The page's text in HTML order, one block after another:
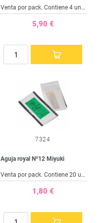
Venta por pack. Contiene 4 unidades. Tamaño 125 mm.
5,90 €
7324
Aguja royal Nº12 Miyuki
Venta por pack. Contiene 20 unidades.
1,80 €